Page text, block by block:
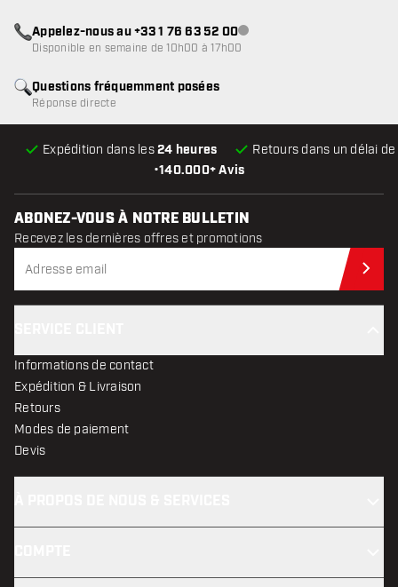
•140.000+ Avis
Expédition dans les24 heures Retours dans un délai de
Questions fréquemment posées
Réponse directe
Appelez-nous au +33 1 76 63 52 00Service client indisponible
Disponible en semaine de 10h00 à 17h00
ABONEZ-VOUS À NOTRE BULLETIN
Recevez les dernières offres et promotions
Informations de contact
Expédition & Livraison
Retours
Modes de paiement
Devis